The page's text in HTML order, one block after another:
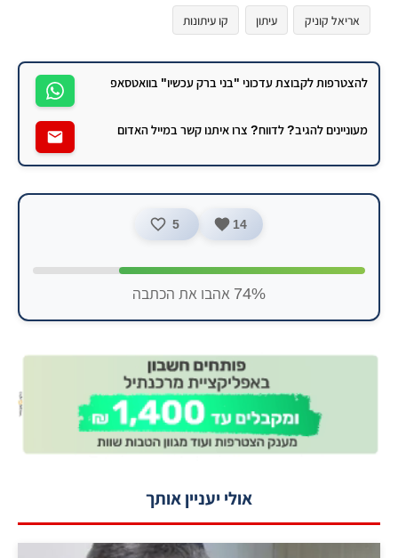
אריאל קוניק עיתון קו עיתונות
להצטרפות לקבוצת עדכוני "בני ברק עכשיו" בוואטסאפ
מעוניינים להגיב? לדווח? צרו איתנו קשר במייל האדום
14
5
74% אהבו את הכתבה
אולי יעניין אותך